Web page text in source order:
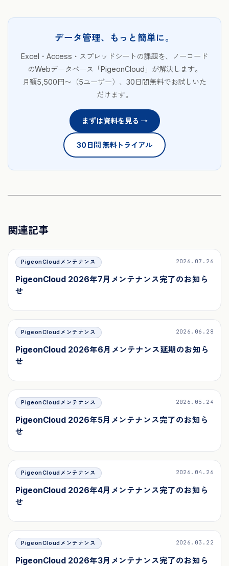
データ管理、もっと簡単に。
Excel・Access・スプレッドシートの課題を、ノーコード
のWebデータベース「PigeonCloud」が解決します。
月額5,500円〜（5ユーザー）、30日間無料でお試しいた
だけます。
まずは資料を見る →
30日間 無料トライアル
関連記事
PigeonCloudメンテナンス 2026.07.26
PigeonCloud 2026年7月メンテナンス完了のお知ら
せ
PigeonCloudメンテナンス 2026.06.28
PigeonCloud 2026年6月メンテナンス延期のお知ら
せ
PigeonCloudメンテナンス 2026.05.24
PigeonCloud 2026年5月メンテナンス完了のお知ら
せ
PigeonCloudメンテナンス 2026.04.26
PigeonCloud 2026年4月メンテナンス完了のお知ら
せ
PigeonCloudメンテナンス 2026.03.22
PigeonCloud 2026年3月メンテナンス完了のお知ら